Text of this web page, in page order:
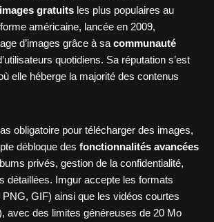
gratuits les plus populaires au
américaine, lancée en 2009,
d’images grâce à sa communauté
quotidiens. Sa réputation s’est
elle héberge la majorité des contenus
obligatoire pour télécharger des images,
débloque des fonctionnalités avancées
privés, gestion de la confidentialité,
détaillées. Imgur accepte les formats
GIF) ainsi que les vidéos courtes
avec des limites généreuses de 20 Mo